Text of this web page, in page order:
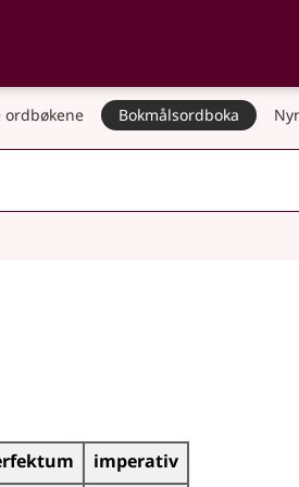
og
ordbøkene Bokmålsordboka
imperativ